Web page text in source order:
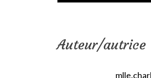
Auteur/autrice